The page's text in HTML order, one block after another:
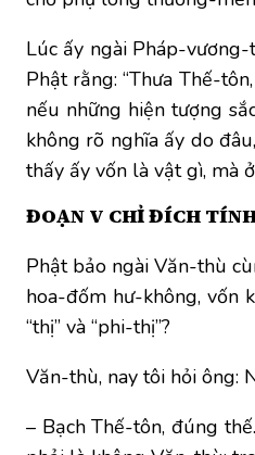
Lúc ấy ngài Pháp-
Phật rằng: “Thưa Thế-
nếu những hiện tượng
không rõ nghĩa ấy do
thấy ấy vốn là vật gì, mà
ĐOẠN V CHỈ ĐÍCH
Phật bảo ngài Văn-thù
hoa-đốm hư-không, vốn
“thị” và “phi-thị”?
Văn-thù, nay tôi hỏi ông:
– Bạch Thế-tôn, đúng